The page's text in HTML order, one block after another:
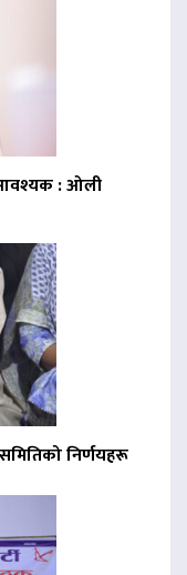
आवश्यक : ओली
निर्णयहरू